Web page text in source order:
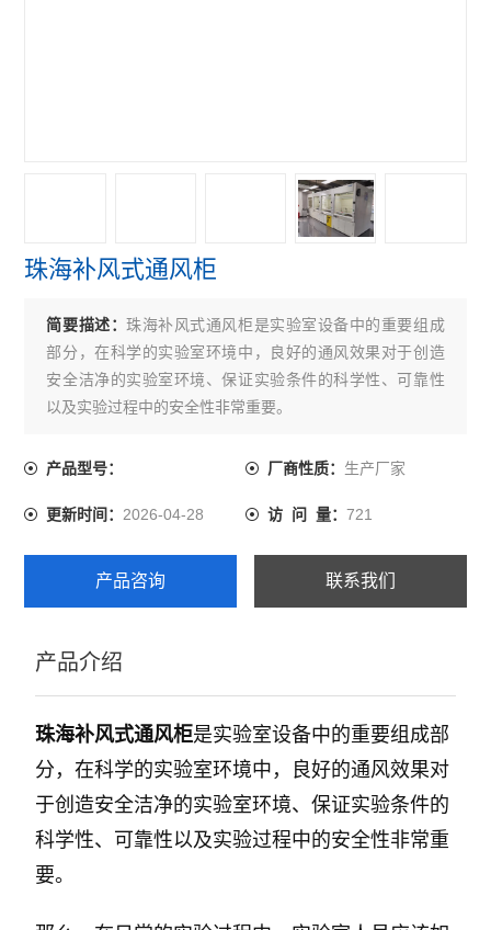
珠海补风式通风柜
简要描述：珠海补风式通风柜是实验室设备中的重要组成
部分，在科学的实验室环境中，良好的通风效果对于创造
安全洁净的实验室环境、保证实验条件的科学性、可靠性
以及实验过程中的安全性非常重要。
产品型号： 厂商性质： 生产厂家
更新时间：2026-04-28 访 问 量： 721
产品咨询 联系我们
产品介绍
珠海补风式通风柜是实验室设备中的重要组成部
分，在科学的实验室环境中，良好的通风效果对
于创造安全洁净的实验室环境、保证实验条件的
科学性、可靠性以及实验过程中的安全性非常重
要。